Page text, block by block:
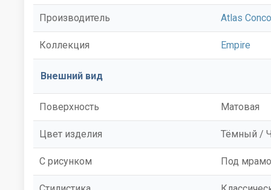
Производитель Atlas
Коллекция Empire
Внешний вид
Поверхность Матовая
Цвет изделия Тёмный /
С рисунком Под